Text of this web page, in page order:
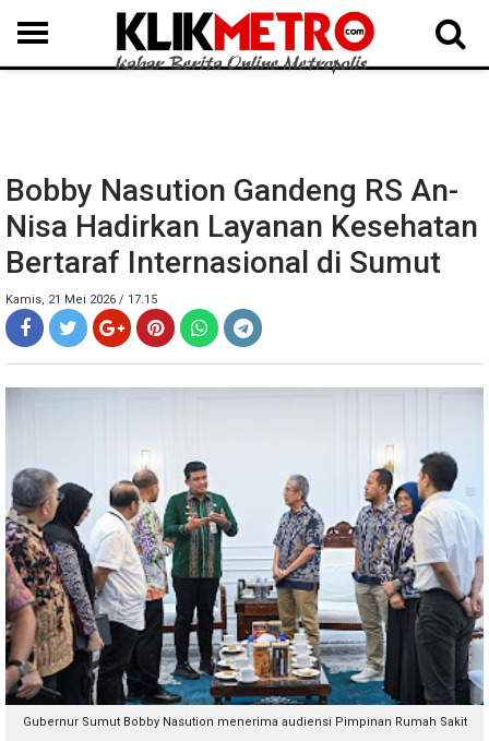
MEDAN LANGKAT DAIRI SAMOSIR TAPUT BATUBARA DELISERDANG
Bobby Nasution Gandeng RS An-
Nisa Hadirkan Layanan Kesehatan
Bertaraf Internasional di Sumut
Kamis, 21 Mei 2026 / 17.15
Gubernur Sumut Bobby Nasution menerima audiensi Pimpinan Rumah Sakit